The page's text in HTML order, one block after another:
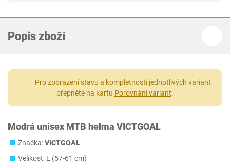
Popis zboží
Pro zobrazení stavu a kompletnosti jednotlivých variant
přepněte na kartu Porovnání variant.
Modrá unisex MTB helma VICTGOAL
Značka:VICTGOAL
Velikost: L (57-61 cm)